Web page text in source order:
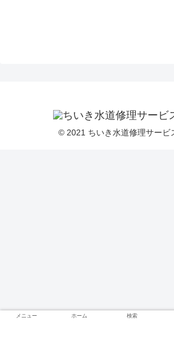
© 2021 ちいき水道修理サービ
メニュー ホーム 検索